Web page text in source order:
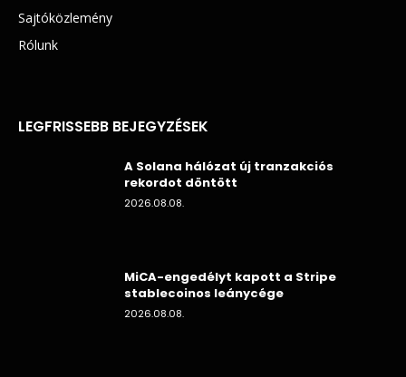
Sajtóközlemény
Rólunk
LEGFRISSEBB BEJEGYZÉSEK
A Solana hálózat új tranzakciós
rekordot döntött
2026.08.08.
MiCA-engedélyt kapott a Stripe
stablecoinos leánycége
2026.08.08.